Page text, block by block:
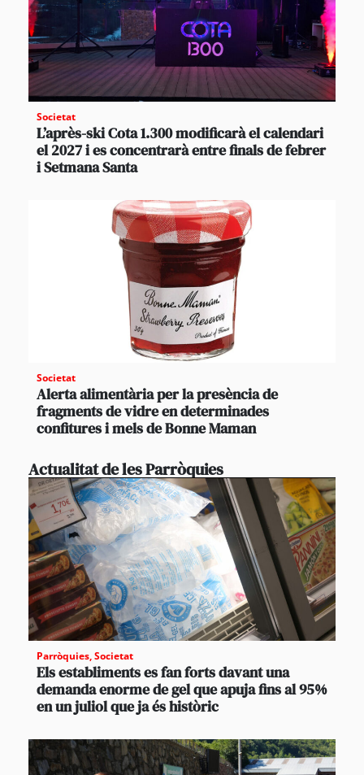
Societat
L’après-ski Cota 1.300 modificarà el calendari
el 2027 i es concentrarà entre finals de febrer
i Setmana Santa
Societat
Alerta alimentària per la presència de
fragments de vidre en determinades
confitures i mels de Bonne Maman
Actualitat de les Parròquies
Parròquies,Societat
Els establiments es fan forts davant una
demanda enorme de gel que apuja fins al 95%
en un juliol que ja és històric